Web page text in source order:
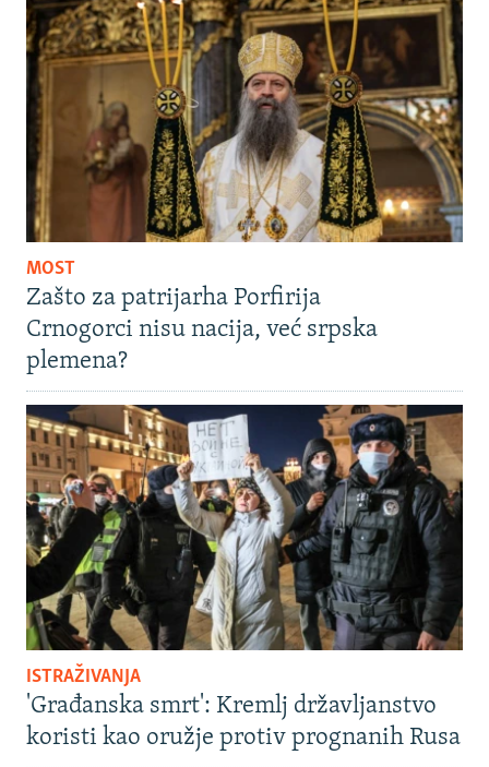
MOST
Zašto za patrijarha Porfirija
Crnogorci nisu nacija, već srpska
plemena?
ISTRAŽIVANJA
'Građanska smrt': Kremlj državljanstvo
koristi kao oružje protiv prognanih Rusa